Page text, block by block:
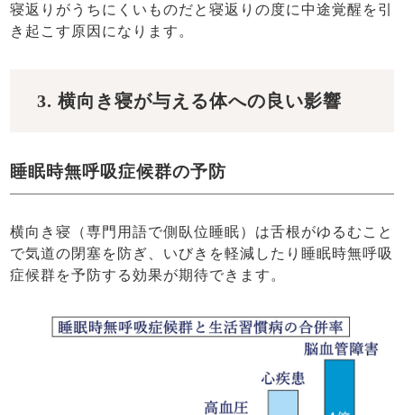
寝返りがうちにくいものだと寝返りの度に中途覚醒を引
き起こす原因になります。
3. 横向き寝が与える体への良い影響
睡眠時無呼吸症候群の予防
横向き寝（専門用語で側臥位睡眠）は舌根がゆるむこと
で気道の閉塞を防ぎ、いびきを軽減したり睡眠時無呼吸
症候群を予防する効果が期待できます。